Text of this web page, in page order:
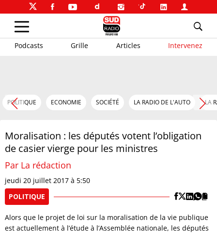
Podcasts Grille Articles Intervenez
POLITIQUE ECONOMIE SOCIÉTÉ LA RADIO DE L'AUTO LA
Moralisation : les députés votent l’obligation
de casier vierge pour les ministres
Par La rédaction
jeudi 20 juillet 2017 à 5:50
POLITIQUE
Alors que le projet de loi sur la moralisation de la vie publique
est actuellement à l’étude à l’Assemblée nationale, les députés